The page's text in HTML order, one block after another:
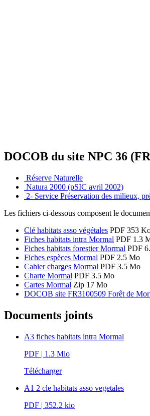
DOCOB du site NPC 36
Réserve Naturelle
Natura 2000 (pSIC avril 2002)
2- Service Préservation des milieux,
Les fichiers ci-dessous composent le
Clé habitats asso végétales PDF 353
Fiches habitats intra Mormal PDF 1.3
Fiches habitats forestier Mormal PDF
Fiches espèces Mormal PDF 2.5 Mo
Cahier charges Mormal PDF 3.5 Mo
Charte Mormal PDF 3.5 Mo
Cartes Mormal Zip 17 Mo
DOCOB site FR3100509 Forêt de
Documents joints
A3 fiches habitats intra Mormal
PDF | 1.3 Mio
Télécharger
A1 2 cle habitats asso vegetales
PDF | 352.2 kio